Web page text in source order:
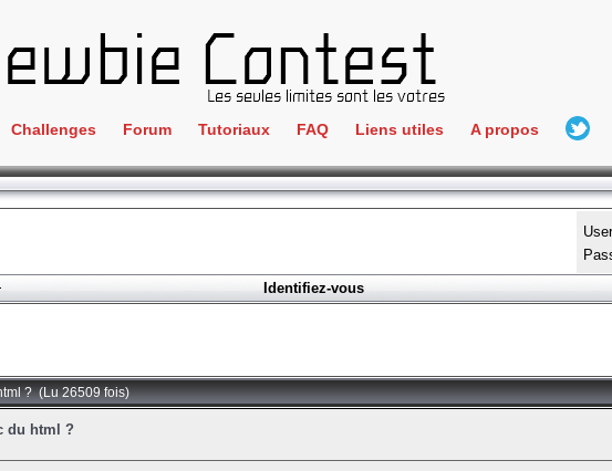
Challenges
Crackme
ClientSide
Forensics
Programmation
Stéganographie
Wargame
Forum Tutoriaux FAQ Liens utiles
IRC
Newbie Connect
Partenaires
Goodies
L'incubateur
A propos
L'équipe
Hall Of Fame
Identifiez-vous
? (Lu 26509 fois)
du html ?